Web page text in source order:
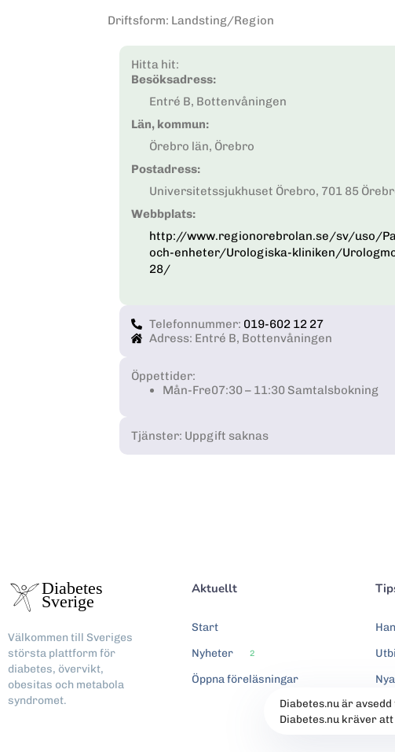
Driftsform: Landsting/Region
Hitta hit:
Besöksadress:
Entré B, Bottenvåningen
Län, kommun:
Örebro län, Örebro
Postadress:
Universitetssjukhuset Örebro, 701 85
Webbplats:
http://www.regionorebrolan.se/sv/uso/
och-enheter/Urologiska-kliniken/
28/
Telefonnummer: 019-602 12 27
Adress: Entré B, Bottenvåningen
Öppettider:
Mån-Fre07:30 – 11:30 Samtalsbokning
Tjänster: Uppgift saknas
Välkommen till Sveriges
största plattform för
diabetes, övervikt,
obesitas och metabola
syndromet.
Aktuellt
Start
Nyheter
2
Öppna föreläsningar
Diabetes.nu är
Diabetes.nu kräver